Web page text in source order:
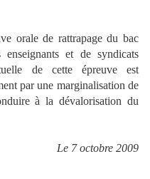
orale de rattrapage du bac
et de syndicats
de cette épreuve est
par une marginalisation de
à la dévalorisation du
Le 7 octobre 2009